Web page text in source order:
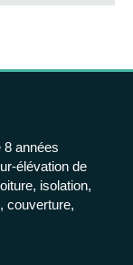
8 années
élévation de
isolation,
couverture,